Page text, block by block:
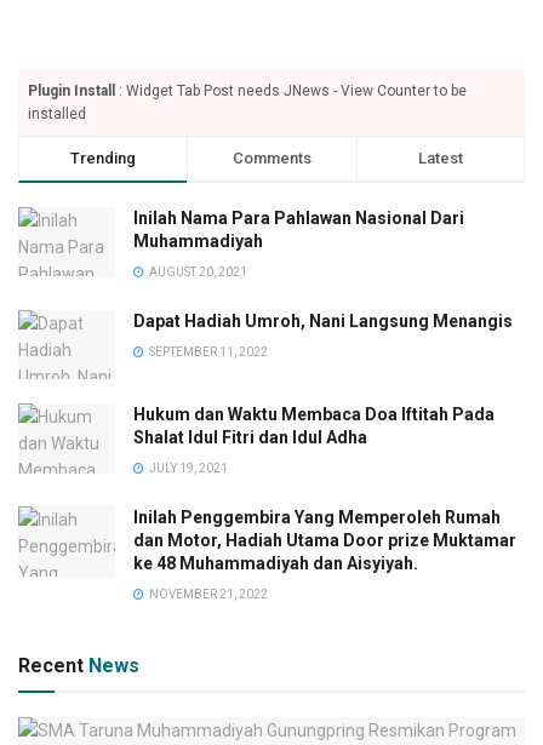
Plugin Install
: Widget Tab Post needs JNews - View Counter to be
installed
Trending Comments Latest
Inilah Nama Para Pahlawan Nasional Dari
Muhammadiyah
AUGUST 20, 2021
Dapat Hadiah Umroh, Nani Langsung Menangis
SEPTEMBER 11, 2022
Hukum dan Waktu Membaca Doa Iftitah Pada
Shalat Idul Fitri dan Idul Adha
JULY 19, 2021
Inilah Penggembira Yang Memperoleh Rumah
dan Motor, Hadiah Utama Door prize Muktamar
ke 48 Muhammadiyah dan Aisyiyah.
NOVEMBER 21, 2022
Recent News